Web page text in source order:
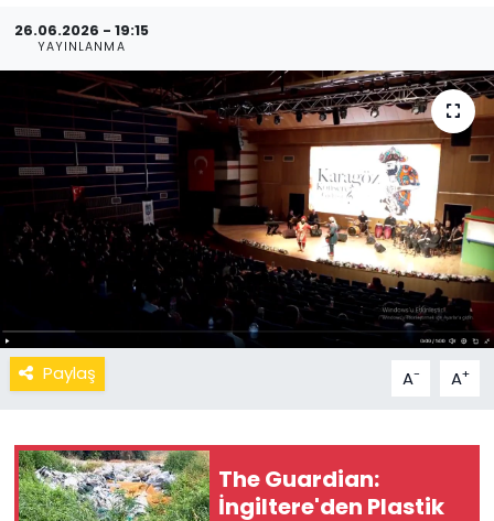
26.06.2026 - 19:15
YAYINLANMA
Paylaş A- A+
The Guardian:
İngiltere'den Plastik